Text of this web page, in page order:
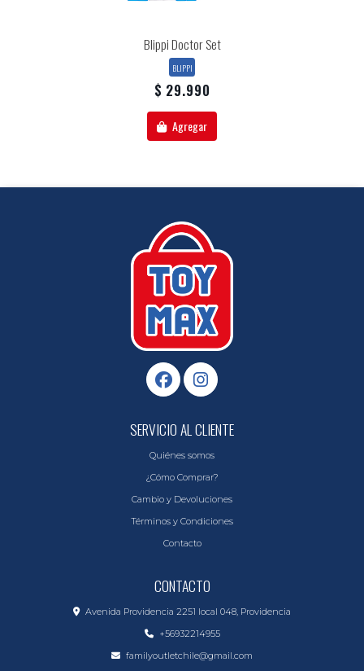
Blippi Doctor Set
BLIPPI
$ 29.990
Agregar
SERVICIO AL CLIENTE
Quiénes somos
¿Cómo Comprar?
Cambio y Devoluciones
Términos y Condiciones
Contacto
CONTACTO
Avenida Providencia 2251 local 048, Providencia
+56932214955
familyoutletchile@gmail.com